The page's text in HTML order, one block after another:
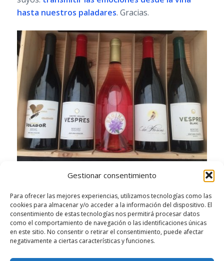
Gestionar consentimiento
Para ofrecer las mejores experiencias, utilizamos tecnologías como las
cookies para almacenar y/o acceder a la información del dispositivo. El
consentimiento de estas tecnologías nos permitirá procesar datos
como el comportamiento de navegación o las identificaciones únicas
en este sitio. No consentir o retirar el consentimiento, puede afectar
negativamente a ciertas características y funciones.
hasta nuestros paladares. Gracias.